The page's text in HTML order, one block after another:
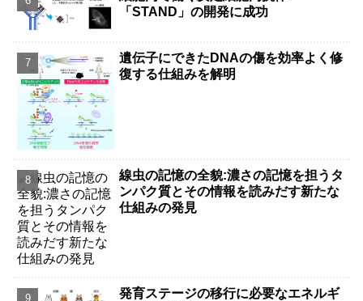
「STAND」の開発に成功
遺伝子にできたDNAの傷を効率よく修
復する仕組みを解明
線虫の記憶の全貌:濃さの記憶を担うタ
ンパク質とその情報を読みだす新たな
仕組みの発見
発育ステージの移行に必要なエネルギ